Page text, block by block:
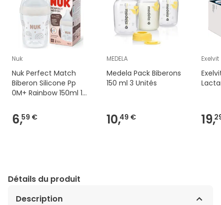
Nuk
Nuk Perfect Match
Biberon Silicone Pp
0M+ Rainbow 150ml 1
6,59 €
MEDELA
Medela Pack Biberons
150 ml 3 Unités
10,49 €
Exelvit
19,
Détails du produit
Description